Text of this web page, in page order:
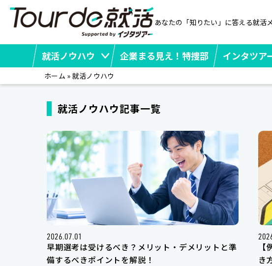
あなたの「知りたい」に答える就活
就活ノウハウ 企業まる見え！特捜部 インタツア
ホーム » 就活ノウハウ
就活ノウハウ記事一覧
2026.07.01
早期選考は受けるべき？メリット・デメリットと準
備するべきポイントを解説！
き